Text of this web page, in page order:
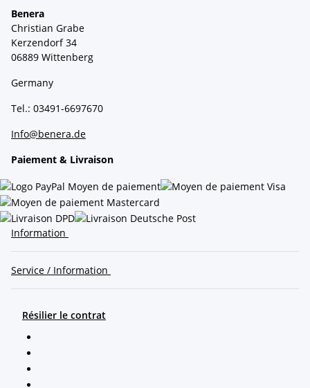
Benera
Christian Grabe
Kerzendorf 34
06889 Wittenberg
Germany
Tel.: 03491-6697670
Info@benera.de
Paiement & Livraison
Information
Service / Information
Résilier le contrat